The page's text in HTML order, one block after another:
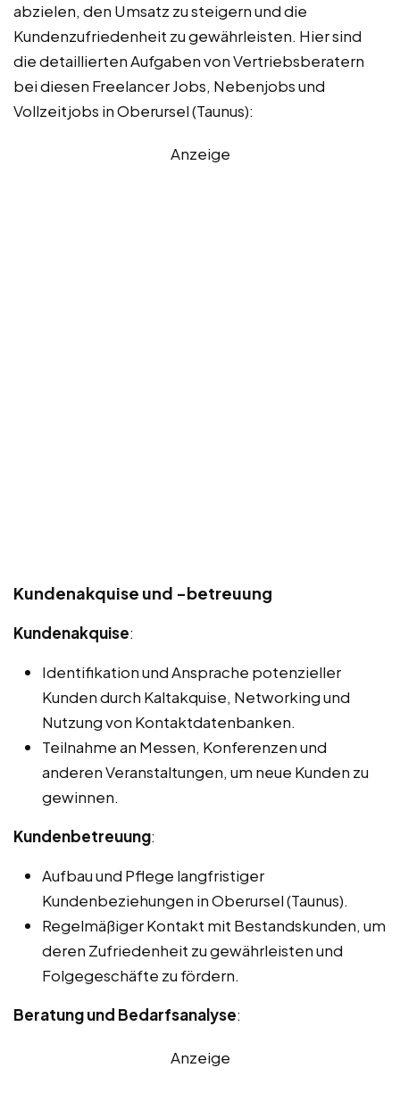
abzielen, den Umsatz zu steigern und die
Kundenzufriedenheit zu gewährleisten. Hier sind
die detaillierten Aufgaben von Vertriebsberatern
bei diesen Freelancer Jobs, Nebenjobs und
Vollzeitjobs in Oberursel (Taunus):
Anzeige
Kundenakquise und -betreuung
Kundenakquise:
Identifikation und Ansprache potenzieller
Kunden durch Kaltakquise, Networking und
Nutzung von Kontaktdatenbanken.
Teilnahme an Messen, Konferenzen und
anderen Veranstaltungen, um neue Kunden zu
gewinnen.
Kundenbetreuung:
Aufbau und Pflege langfristiger
Kundenbeziehungen in Oberursel (Taunus).
Regelmäßiger Kontakt mit Bestandskunden, um
deren Zufriedenheit zu gewährleisten und
Folgegeschäfte zu fördern.
Beratung und Bedarfsanalyse:
Anzeige